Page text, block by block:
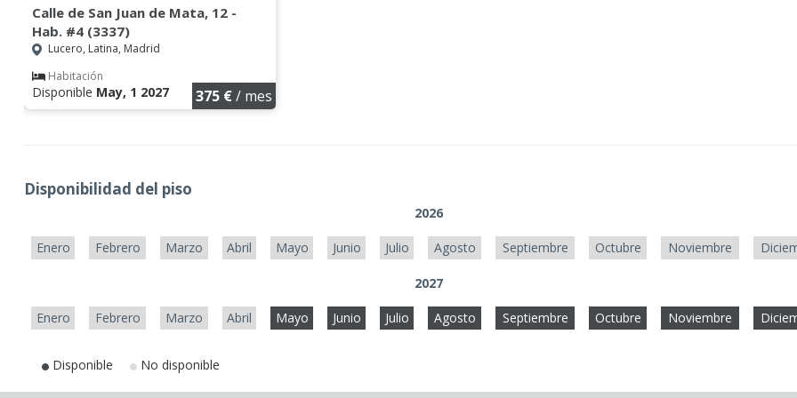
Calle de San Juan de Mata, 12 -
Hab. #4 (3337)
Lucero, Latina, Madrid
Habitación
Disponible May, 1 2027 375 €/ mes
Disponibilidad del piso
2026
Enero Febrero Marzo Abril Mayo Junio Julio Agosto Septiembre Octubre Noviembre
2027
Enero Febrero Marzo Abril Mayo Junio Julio Agosto Septiembre Octubre Noviembre
Disponible No disponible